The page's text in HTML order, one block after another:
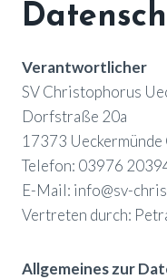
Verantwortlicher
SV Christophorus
Dorfstraße 20a
17373 Ueckermünde
Telefon: 03976
E-Mail: info@sv-
Vertreten durch:
Allgemeines zur